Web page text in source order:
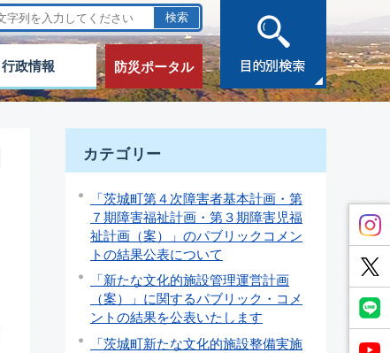
行政情報 防災ポータル
カテゴリー
「茨城町第４次障害者基本計画・第
７期障害福祉計画・第３期障害児福
祉計画（案）」のパブリックコメン
トの結果公表について
「新たな文化的施設管理運営計画
（案）」に関するパブリック・コメ
ントの結果を公表いたします
「茨城町新たな文化的施設整備実施